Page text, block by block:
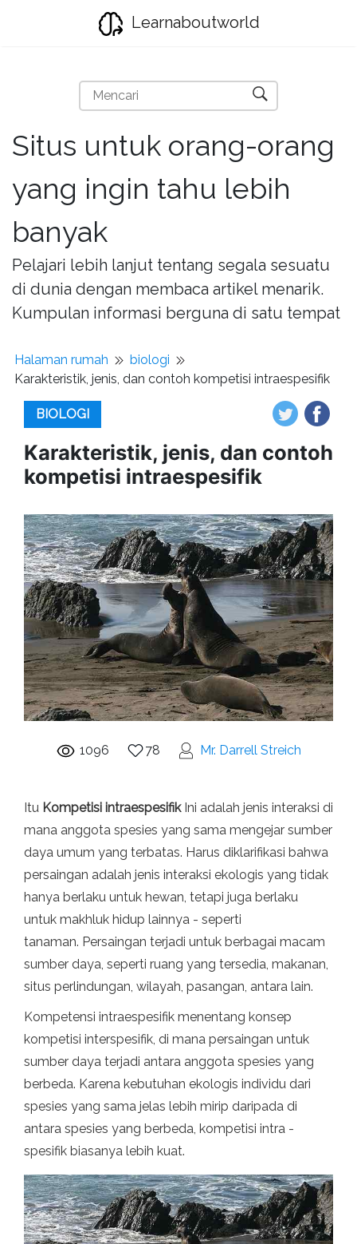
Learnaboutworld
Situs untuk orang-orang
yang ingin tahu lebih
banyak
Pelajari lebih lanjut tentang segala sesuatu
di dunia dengan membaca artikel menarik.
Kumpulan informasi berguna di satu tempat
Halaman rumah
biologi
Karakteristik, jenis, dan contoh kompetisi intraespesifik
BIOLOGI
Karakteristik, jenis, dan contoh
kompetisi intraespesifik
1096 78 Mr. Darrell Streich
Itu Kompetisi intraespesifikIni adalah jenis interaksi di
mana anggota spesies yang sama mengejar sumber
daya umum yang terbatas. Harus diklarifikasi bahwa
persaingan adalah jenis interaksi ekologis yang tidak
hanya berlaku untuk hewan, tetapi juga berlaku
untuk makhluk hidup lainnya - seperti
tanaman. Persaingan terjadi untuk berbagai macam
sumber daya, seperti ruang yang tersedia, makanan,
situs perlindungan, wilayah, pasangan, antara lain.
Kompetensi intraespesifik menentang konsep
kompetisi interspesifik, di mana persaingan untuk
sumber daya terjadi antara anggota spesies yang
berbeda. Karena kebutuhan ekologis individu dari
spesies yang sama jelas lebih mirip daripada di
antara spesies yang berbeda, kompetisi intra -
spesifik biasanya lebih kuat.